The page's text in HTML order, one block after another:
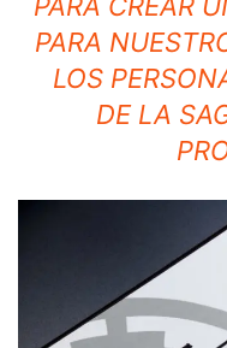
PARA
LOS
DE LA